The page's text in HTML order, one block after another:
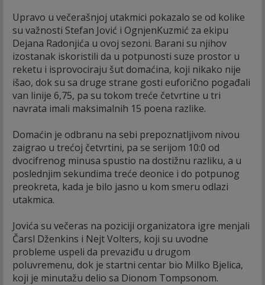
Upravo u večerašnjoj utakmici pokazalo se od kolike
su važnosti Stefan Jović i OgnjenKuzmić za ekipu
Dejana Radonjića u ovoj sezoni. Barani su njihov
izostanak iskoristili da u potpunosti suze prostor u
reketu i isprovociraju šut domaćina, koji nikako nije
išao, dok su sa druge strane gosti euforično pogađali
van linije 6,75, pa su tokom treće četvrtine u tri
navrata imali maksimalnih 15 poena razlike.
Domaćin je odbranu na sebi prepoznatljivom nivou
zaigrao u trećoj četvrtini, pa se serijom 10:0 od
dvocifrenog minusa spustio na dostižnu razliku, a u
poslednjim sekundima treće deonice i do potpunog
preokreta, kada je bilo jasno u kom smeru odlazi
utakmica.
Jovića su večeras na poziciji organizatora igre menjali
Čarsl Dženkins i Nejt Volters, koji su uvodne
probleme uspeli da prevaziđu u drugom
poluvremenu, dok je startni centar bio Milko Bjelica,
koji je minutažu delio sa Dionom Tompsonom.